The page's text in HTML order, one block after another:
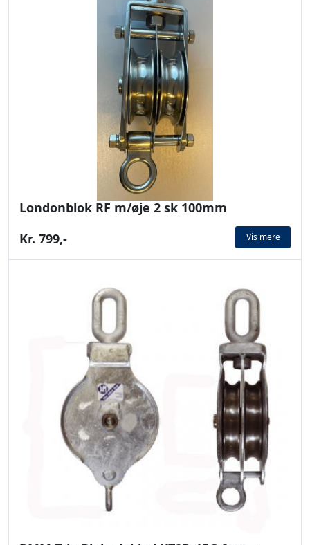
Londonblok RF m/øje 2 sk 100mm
Kr. 799,-
Vis mere